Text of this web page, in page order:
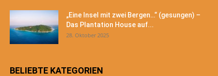
„Eine Insel mit zwei Bergen…“ (gesungen) –
Das Plantation House auf...
28. Oktober 2025
BELIEBTE KATEGORIEN